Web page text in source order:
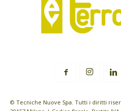
© Tecniche Nuove Spa. Tutti i diritti